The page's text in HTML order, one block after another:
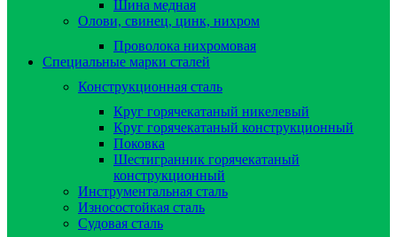
Шина медная
Олови, свинец, цинк, нихром
Проволока нихромовая
Специальные марки сталей
Конструкционная сталь
Круг горячекатаный никелевый
Круг горячекатаный конструкционный
Поковка
Шестигранник горячекатаный
конструкционный
Инструментальная сталь
Износостойкая сталь
Судовая сталь